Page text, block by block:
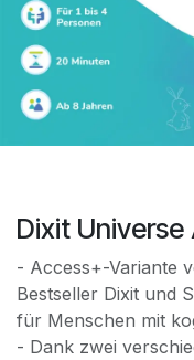
Dixit
- Access+-Variante
Bestseller Dixit und
für Menschen mit
- Dank zwei